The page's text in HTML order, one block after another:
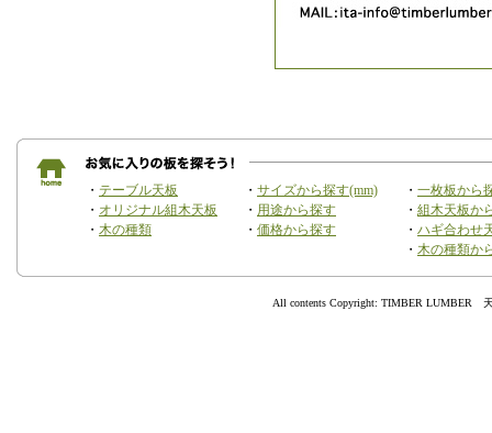
・ テーブル天板
・ オリジナル組木天板
・ 木の種類
・ サイズから探す(mm)
・ 用途から探す
・ 価格から探す
・ 一枚板から
・ 組木天板か
・ ハギ合わせ
・ 木の種類か
All contents Copyright: TIMBER LUMBER